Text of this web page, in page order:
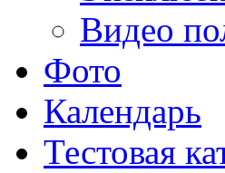
Видео
Фото
Календарь
Тестовая